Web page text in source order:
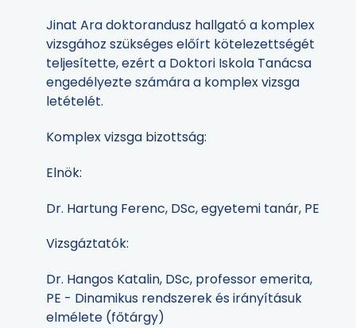
Jinat Ara doktorandusz hallgató a komplex
vizsgához szükséges előírt kötelezettségét
teljesítette, ezért a Doktori Iskola Tanácsa
engedélyezte számára a komplex vizsga
letételét.
Komplex vizsga bizottság:
Elnök:
Dr. Hartung Ferenc, DSc, egyetemi tanár, PE
Vizsgáztatók:
Dr. Hangos Katalin, DSc, professor emerita,
PE - Dinamikus rendszerek és irányításuk
elmélete (főtárgy)